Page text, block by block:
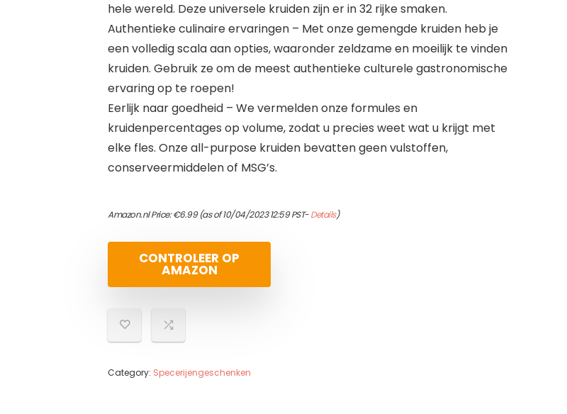
hele wereld. Deze universele kruiden zijn er in 32 rijke smaken.
Authentieke culinaire ervaringen – Met onze gemengde kruiden heb je
een volledig scala aan opties, waaronder zeldzame en moeilijk te vinden
kruiden. Gebruik ze om de meest authentieke culturele gastronomische
ervaring op te roepen!
Eerlijk naar goedheid – We vermelden onze formules en
kruidenpercentages op volume, zodat u precies weet wat u krijgt met
elke fles. Onze all-purpose kruiden bevatten geen vulstoffen,
conserveermiddelen of MSG’s.
Amazon.nl Price:€6.99(as of 10/04/2023 12:59 PST-Details)
CONTROLEER OP
AMAZON
Category: Specerijengeschenken